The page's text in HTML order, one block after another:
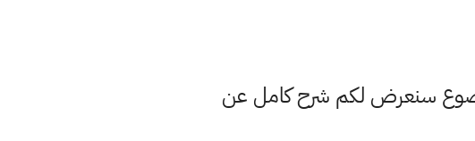
سنعرض لكم شرح كامل عن